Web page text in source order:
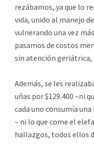
rezábamos, ya que lo
vida, unido al manejo
vulnerando una vez
pasamos de costos
sin atención
Además, se les
uñas por $129.400 –ni
cada uno consumía
– ni lo que come el
hallazgos, todos ellos